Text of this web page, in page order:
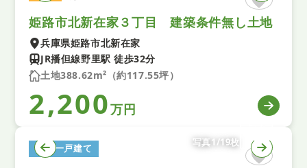
姫路市北新在家３丁目 建築条件無し土地
兵庫県姫路市北新在家
JR播但線野里駅 徒歩32分
土地388.62m²（約117.55坪）
2,200万円
中古一戸建て
写真1/19枚